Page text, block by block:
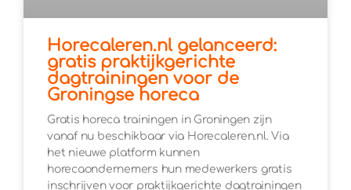
Horecaleren.nl gelanceerd:
gratis praktijkgerichte
dagtrainingen voor de
Groningse horeca
Gratis horeca trainingen in Groningen zijn
vanaf nu beschikbaar via Horecaleren.nl. Via
het nieuwe platform kunnen
horecaondernemers hun medewerkers gratis
inschrijven voor praktijkgerichte dagtrainingen